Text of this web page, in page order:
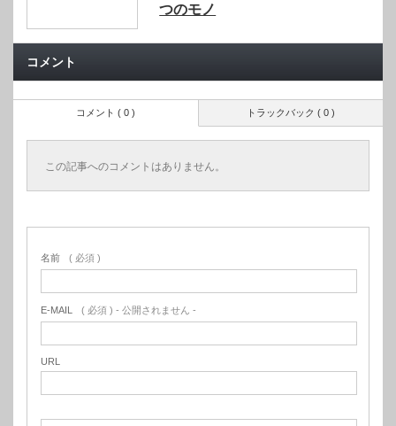
つのモノ
コメント
トラックバック ( 0 )
コメント ( 0 )
この記事へのコメントはありません。
名前 ( 必須 )
E-MAIL ( 必須 ) - 公開されません -
URL